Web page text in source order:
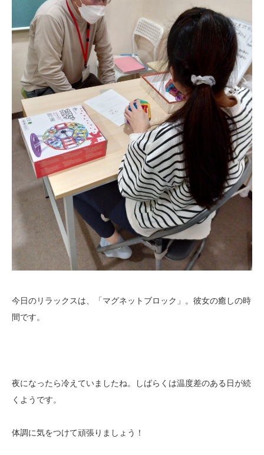
今日のリラックスは、「マグネットブロック」。彼女の癒しの時
間です。
夜になったら冷えていましたね。しばらくは温度差のある日が続
くようです。
体調に気をつけて頑張りましょう！